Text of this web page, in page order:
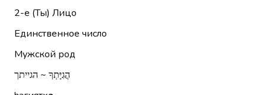
2-е (Ты) Лицо
Единственное число
Мужской род
הֲגִיָּתְךָ ~ הגייתך